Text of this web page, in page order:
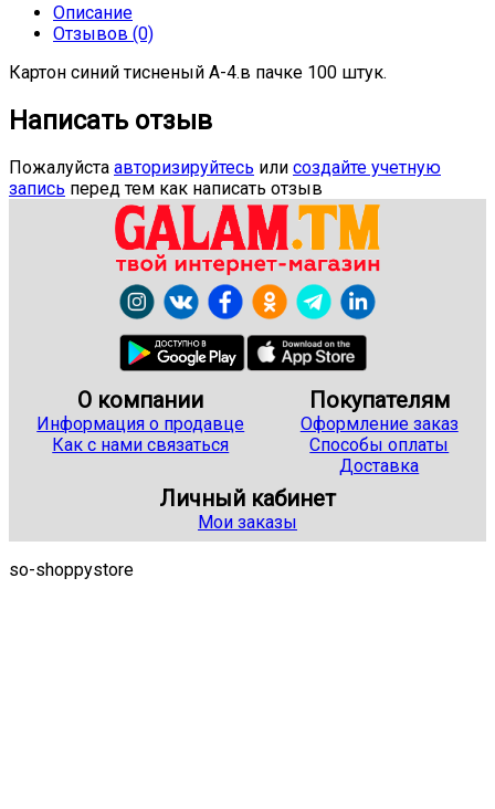
Описание
Отзывов (0)
Картон синий тисненый А-4.в пачке 100 штук.
Написать отзыв
Пожалуйста авторизируйтесь или создайте учетную
запись перед тем как написать отзыв
О компании
Информация о продавце
Как с нами связаться
Покупателям
Оформление заказ
Способы оплаты
Доставка
Личный кабинет
Мои заказы
so-shoppystore